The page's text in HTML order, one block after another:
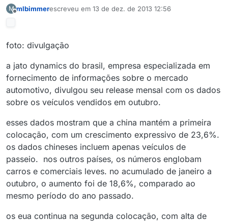
M mlbimmerescreveu em 13 de dez. de 2013 12:56
última edição por
foto: divulgação
a jato dynamics do brasil, empresa especializada em
fornecimento de informações sobre o mercado
automotivo, divulgou seu release mensal com os dados
sobre os veículos vendidos em outubro.
esses dados mostram que a china mantém a primeira
colocação, com um crescimento expressivo de 23,6%.
os dados chineses incluem apenas veículos de
passeio. nos outros países, os números englobam
carros e comerciais leves. no acumulado de janeiro a
outubro, o aumento foi de 18,6%, comparado ao
mesmo período do ano passado.
os eua continua na segunda colocação, com alta de